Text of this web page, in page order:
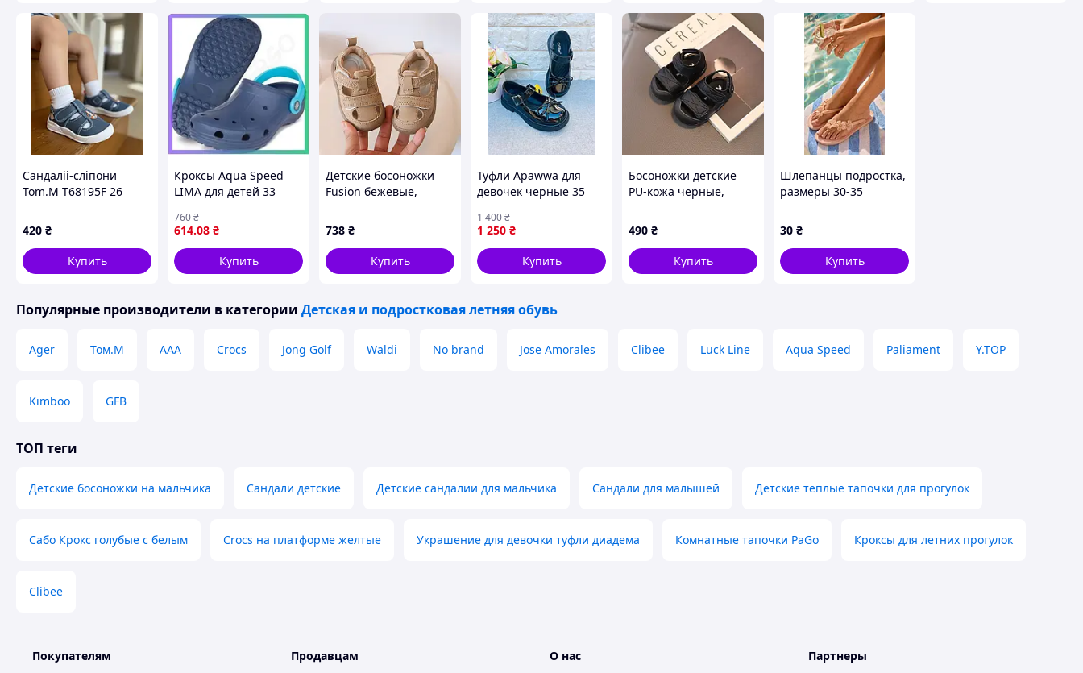
💬
От экспертовStyle Baby:Мы уверены — эта пара станет любимой не только у детей, но и у родителей.
Безопасность, лёгкость, эргономичность и стиль — в одной модели. Именно за это Clibee заслуженно
выбирают семьи по всей Украине.
📦 Заказывайте сейчас — быстрая доставка, понятная размерная сетка, помощь консультанта и проверенное
качество отStyle Baby
Похожие товары по характеристикам
Сандаліі-сліпони
Tom.M T68195F 26
420 ₴
Купить
Кроксы Aqua Speed
LIMA для детей 33
не скользящие для
плавания SKU_555-10
614.08 ₴
760₴
Купить
Детские босоножки
Fusion бежевые,
738 ₴
Купить
Туфли Apawwa для
девочек черные 35
1 250 ₴
1 400₴
Купить
Босоножки детские
PU-кожа черные,
490 ₴
Купить
Шлепанцы подростка,
размеры 30-35
30 ₴
Купить
Популярные производители в категории Детская и подростковая летняя обувь
Ager Том.М ААА Crocs Jong Golf Waldi No brand Jose Amorales Clibee Luck Line Aqua Speed Paliament Y.TOP
Kimboo GFB
ТОП теги
Детские босоножки на мальчика Сандали детские Детские сандалии для мальчика Сандали для малышей Детские теплые тапочки для прогулок
Сабо Крокс голубые с белым Crocs на платформе желтые Украшение для девочки туфли диадема Комнатные тапочки PaGo Кроксы для летних прогулок
Clibee
Покупателям Продавцам О нас Партнеры